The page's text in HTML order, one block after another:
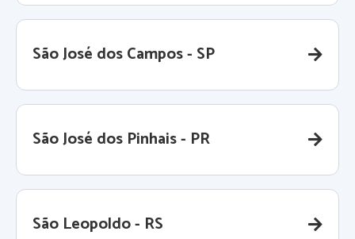
São José dos Campos - SP
São José dos Pinhais - PR
São Leopoldo - RS